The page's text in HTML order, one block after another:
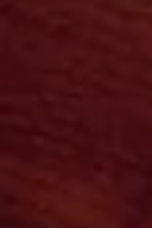
な嬉しい出会い
。ご支援くださ
トリーを利用さ
を象徴するよう
動」でもありま
た残念な言葉が
、「協調」や「
活動として成熟